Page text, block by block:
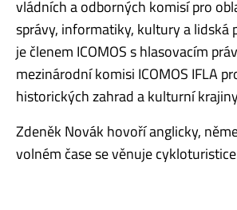
vládních a odborných komisí pro
správy, informatiky, kultury a lidská
je členem ICOMOS s hlasovacím
mezinárodní komisi ICOMOS IFLA
historických zahrad a kulturní
Zdeněk Novák hovoří anglicky,
volném čase se věnuje